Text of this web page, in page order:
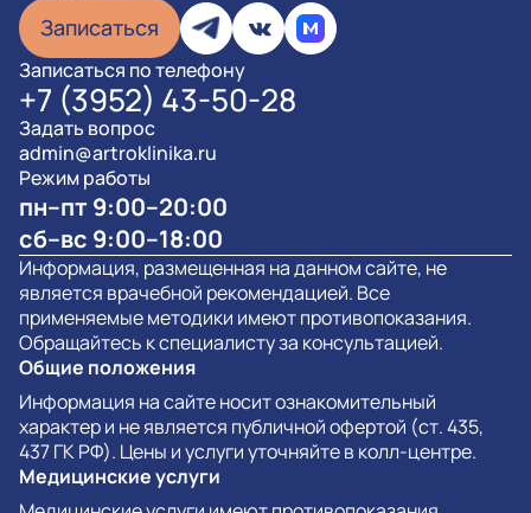
Записаться
Записаться по телефону
+7 (3952) 43-50-28
Задать вопрос
admin@artroklinika.ru
Режим работы
пн–пт 9:00–20:00
сб–вс 9:00–18:00
Информация, размещенная на данном сайте, не
является врачебной рекомендацией. Все
применяемые методики имеют противопоказания.
Обращайтесь к специалисту за консультацией.
Общие положения
Информация на сайте носит ознакомительный
характер и не является публичной офертой (ст. 435,
437 ГК РФ). Цены и услуги уточняйте в колл-центре.
Медицинские услуги